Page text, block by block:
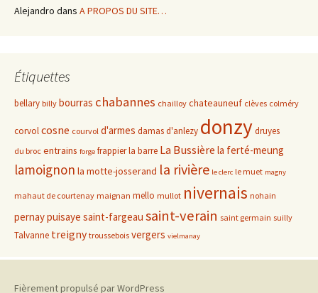
Alejandro dans A PROPOS DU SITE…
Étiquettes
bellary billy bourras chabannes chailloy chateauneuf clèves colméry
corvolcosne courvol d'armes damas d'anlezy donzydruyes
du broc entrains forge frappierla barre La Bussière la ferté-meung
lamoignon la motte-josserand la rivière le clerc le muet magny
mahaut de courtenay maignan mello mullot nivernais nohain
pernaypuisaye saint-fargeau saint-verain saint germain suilly
Talvanne treigny troussebois vergers vielmanay
Fièrement propulsé par WordPress